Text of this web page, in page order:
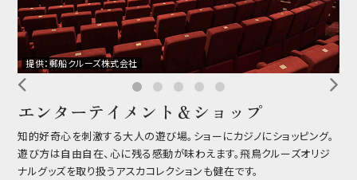
エンターテイメント＆ショップ
知的好奇心を刺激する大人の遊び場。ショーにカジノにショッピング。
遊び方は自由自在、心に残る感動が味わえます。飛鳥クルーズオリジ
ナルグッズを取り扱うアスカコレクションも健在です。
提供：郵船クルーズ株式会社